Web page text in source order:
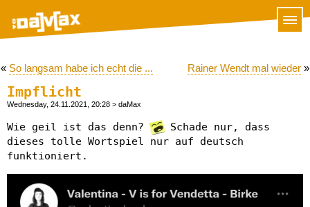
« So langsam habe ich echt die ... Rainer Wendt mal wieder »
Impflicht
Wednesday, 24.11.2021, 20:28 > daMax
Wie geil ist das denn?
Schade nur, dass
dieses tolle Wortspiel nur auf deutsch
funktioniert.